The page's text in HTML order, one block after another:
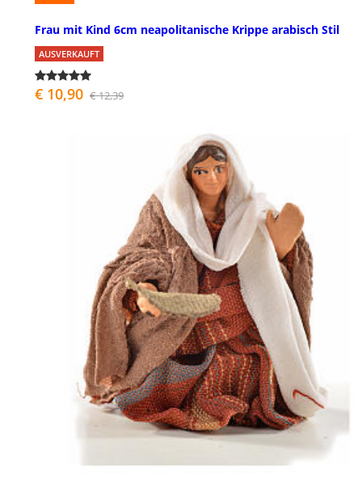
Frau mit Kind 6cm neapolitanische Krippe arabisch Stil
AUSVERKAUFT
€ 10,90 € 12,39